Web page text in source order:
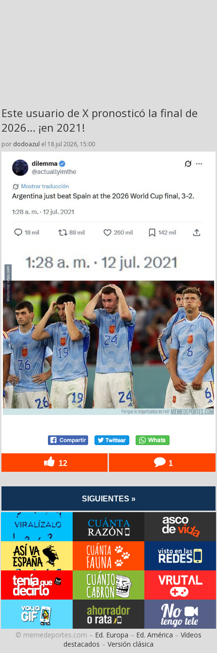
Este usuario de X pronosticó la final de
2026... ¡en 2021!
por dodoazul el 18 jul 2026, 15:00
12 1
SIGUIENTES »
© memedeportes.com – Ed. Europa – Ed. América – Vídeos
destacados – Versión clásica